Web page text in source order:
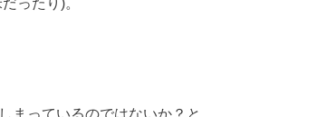
ったり)。
まっているのではないか？と